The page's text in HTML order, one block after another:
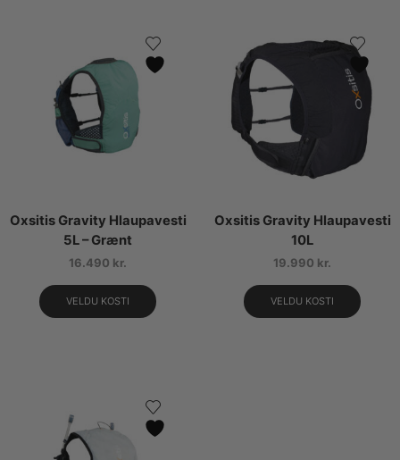
Oxsitis Gravity Hlaupavesti
5L – Grænt
16.490 kr.
VELDU KOSTI
Oxsitis Gravity Hlaupavesti
10L
19.990 kr.
VELDU KOSTI